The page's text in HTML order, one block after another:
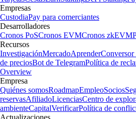
Empresas
CustodiaPay para comerciantes
Desarrolladores
Cronos PoSCronos EVMCronos zkEVM
Recursos
InvestigaciónMercadoAprender
de preciosBot de TelegramPolítica de
Overview
Empresa
Quiénes somosRoadmapEmpleoSocios
reservasAfiliadoLicenciasCentro de
ambienteCapitalVerificarPolítica de
Actualizaciones